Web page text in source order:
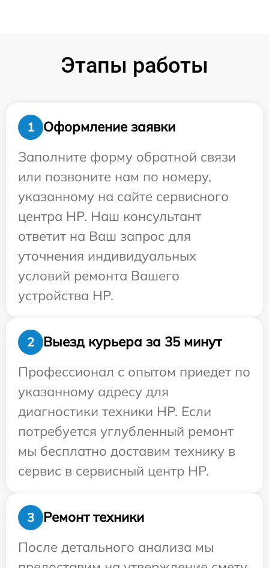
Этапы работы
1
Оформление заявки
Заполните форму обратной связи
или позвоните нам по номеру,
указанному на сайте сервисного
центра HP. Наш консультант
ответит на Ваш запрос для
уточнения индивидуальных
условий ремонта Вашего
устройства HP.
2
Выезд курьера за 35 минут
Профессионал с опытом приедет по
указанному адресу для
диагностики техники HP. Если
потребуется углубленный ремонт
мы бесплатно доставим технику в
сервис в сервисный центр HP.
3
Ремонт техники
После детального анализа мы